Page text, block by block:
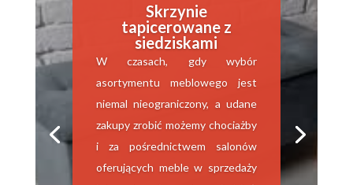
Skrzynie
tapicerowane z
siedziskami
W czasach, gdy wybór
asortymentu meblowego jest
niemal nieograniczony, a udane
zakupy zrobić możemy chociażby
i za pośrednictwem salonów
oferujących meble w sprzedaży